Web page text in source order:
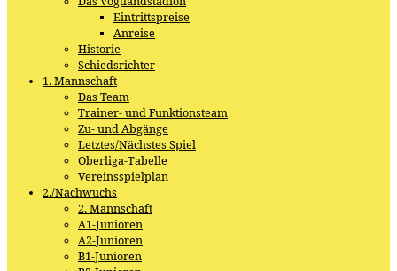
Eintrittspreise
Anreise
Historie
Schiedsrichter
1. Mannschaft
Das Team
Trainer- und Funktionsteam
Zu- und Abgänge
Letztes/Nächstes Spiel
Oberliga-Tabelle
Vereinsspielplan
2./Nachwuchs
2. Mannschaft
A1-Junioren
A2-Junioren
B1-Junioren